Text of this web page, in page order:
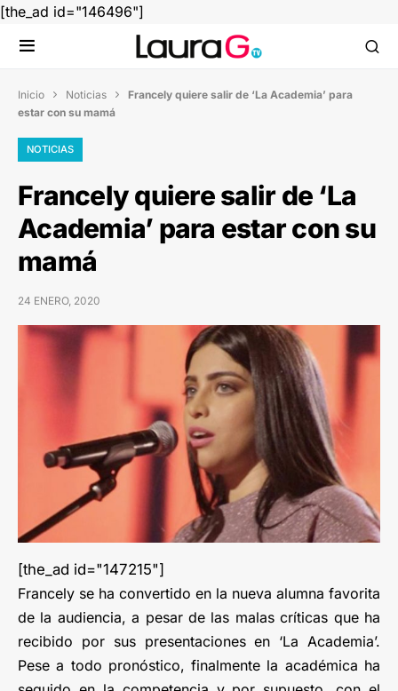
[the_ad id="146496"]
Inicio  Noticias  Francely quiere salir de ‘La Academia’ para
estar con su mamá
NOTICIAS
Francely quiere salir de ‘La
Academia’ para estar con su
mamá
24 ENERO, 2020
[the_ad id="147215"]
Francely se ha convertido en la nueva alumna favorita
de la audiencia, a pesar de las malas críticas que ha
recibido por sus presentaciones en ‘La Academia’.
Pese a todo pronóstico, finalmente la académica ha